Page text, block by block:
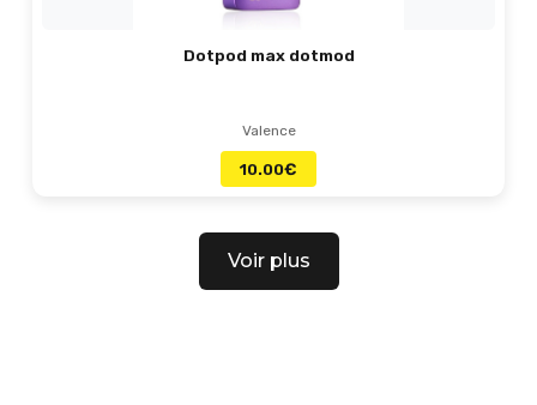
Dotpod max dotmod
Valence
10.00€
Voir plus